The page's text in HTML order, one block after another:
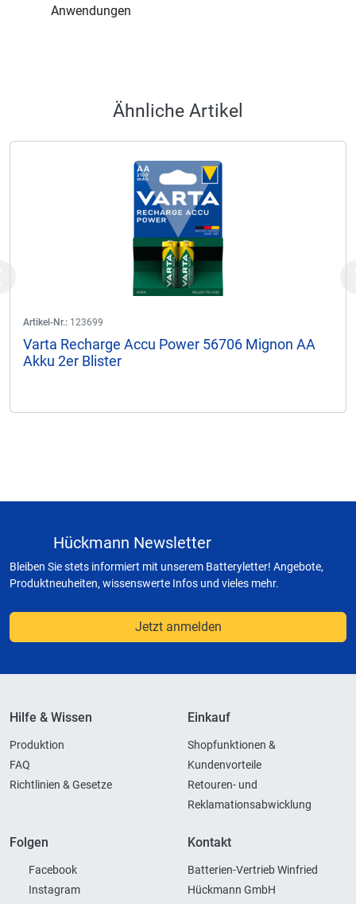
Anwendungen
Ähnliche Artikel
Artikel-Nr.: 123699
Varta Recharge Accu Power 56706 Mignon AA
Akku 2er Blister
Hückmann Newsletter
Bleiben Sie stets informiert mit unserem Batteryletter! Angebote,
Produktneuheiten, wissenswerte Infos und vieles mehr.
Jetzt anmelden
Hilfe & Wissen
Produktion
FAQ
Richtlinien & Gesetze
Einkauf
Shopfunktionen &
Kundenvorteile
Retouren- und
Reklamationsabwicklung
Folgen
Facebook
Instagram
Kontakt
Batterien-Vertrieb Winfried
Hückmann GmbH